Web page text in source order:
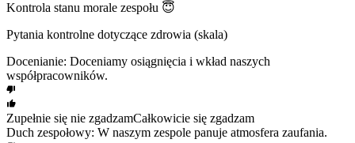
Kontrola stanu morale zespołu 😇
Pytania kontrolne dotyczące zdrowia (skala)
Docenianie: Doceniamy osiągnięcia i wkład naszych
współpracowników.
Zupełnie się nie zgadzamCałkowicie się zgadzam
Duch zespołowy: W naszym zespole panuje atmosfera zaufania.